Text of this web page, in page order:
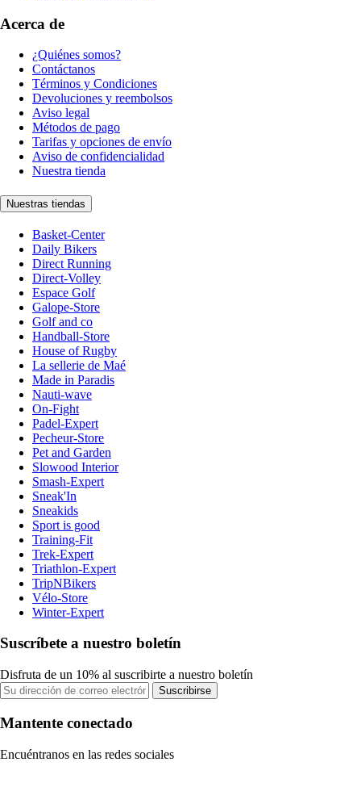
Acerca de
¿Quiénes somos?
Contáctanos
Términos y Condiciones
Devoluciones y reembolsos
Aviso legal
Métodos de pago
Tarifas y opciones de envío
Aviso de confidencialidad
Nuestra tienda
Nuestras tiendas
Basket-Center
Daily Bikers
Direct Running
Direct-Volley
Espace Golf
Galope-Store
Golf and co
Handball-Store
House of Rugby
La sellerie de Maé
Made in Paradis
Nauti-wave
On-Fight
Padel-Expert
Pecheur-Store
Pet and Garden
Slowood Interior
Smash-Expert
Sneak'In
Sneakids
Sport is good
Training-Fit
Trek-Expert
Triathlon-Expert
TripNBikers
Vélo-Store
Winter-Expert
Suscríbete a nuestro boletín
Disfruta de un 10% al suscribirte a nuestro boletín
Suscribirse
Mantente conectado
Encuéntranos en las redes sociales